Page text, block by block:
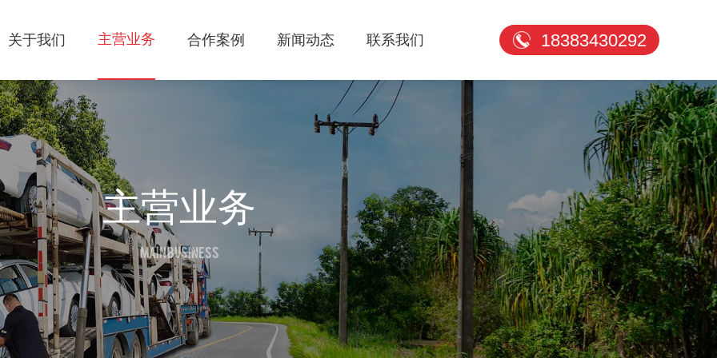
关于我们 主营业务 合作案例 新闻动态 联系我们 18383430292
主营业务
MAIN BUSINESS